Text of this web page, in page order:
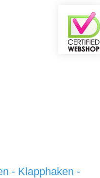
- Klapphaken -